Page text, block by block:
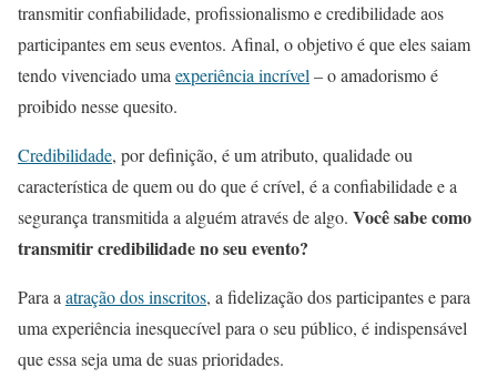
transmitir confiabilidade, profissionalismo e credibilidade aos
participantes em seus eventos. Afinal, o objetivo é que eles saiam
tendo vivenciado umaexperiência incrível– o amadorismo é
proibido nesse quesito.
Credibilidade, por definição, é um atributo, qualidade ou
característica de quem ou do que é crível, é a confiabilidade e a
segurança transmitida a alguém através de algo. Você sabe como
transmitir credibilidade no seu evento?
Para aatração dos inscritos, a fidelização dos participantes e para
uma experiência inesquecível para o seu público, é indispensável
que essa seja uma de suas prioridades.